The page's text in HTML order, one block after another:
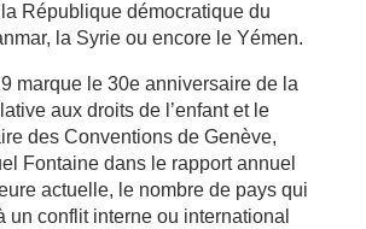
la République démocratique du
la Syrie ou encore le Yémen.
marque le 30e anniversaire de la
aux droits de l’enfant et le
des Conventions de Genève,
Fontaine dans le rapport annuel
actuelle, le nombre de pays qui
un conflit interne ou international